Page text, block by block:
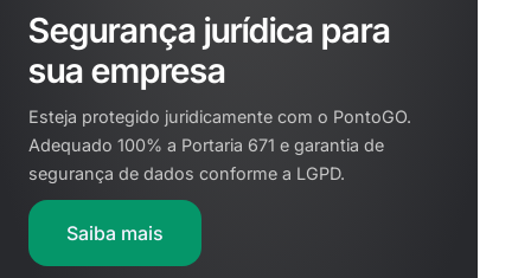
Segurança jurídica para
sua empresa
Esteja protegido juridicamente com o PontoGO.
Adequado 100% a Portaria 671 e garantia de
segurança de dados conforme a LGPD.
Saiba mais